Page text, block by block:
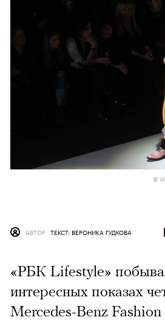
©
АВТОР ТЕКСТ: ВЕРОНИКА ГУДКОВА
«РБК Lifestyle»
интересных показах
Mercedes-Benz Fashion